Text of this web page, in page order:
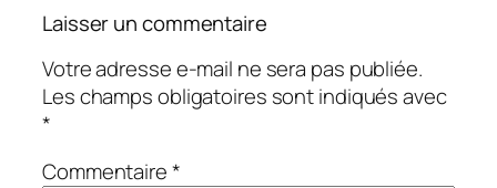
Laisser un commentaire
Votre adresse e-mail ne sera pas publiée.
Les champs obligatoires sont indiqués avec
*
Commentaire*